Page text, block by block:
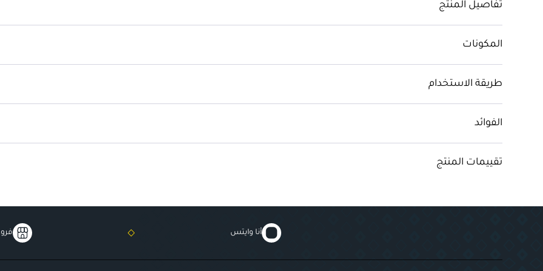
تفاصيل المنتج
المكونات
طريقة الاستخدام
الفوائد
تقييمات المنتج
أنا وايتس